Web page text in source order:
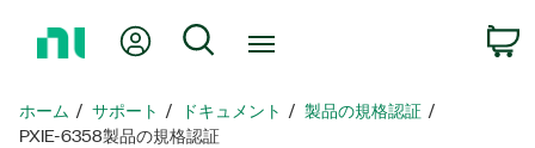
ペ
ー
Myアカウント
検索
ホーム サポート ドキュメント
製品​の​規格​認証
PXIE-6358製品​の​規格​認証